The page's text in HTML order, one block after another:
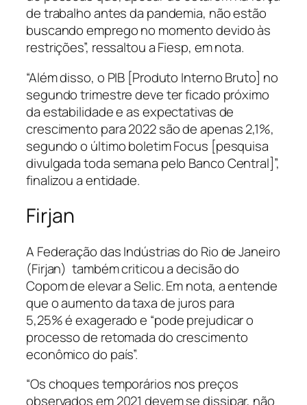
de trabalho antes da pandemia, não estão
buscando emprego no momento devido às
restrições”, ressaltou a Fiesp, em nota.
“Além disso, o PIB [Produto Interno Bruto] no
segundo trimestre deve ter ficado próximo
da estabilidade e as expectativas de
crescimento para 2022 são de apenas 2,1%,
segundo o último boletim Focus [pesquisa
divulgada toda semana pelo Banco Central]”,
finalizou a entidade.
Firjan
A Federação das Indústrias do Rio de Janeiro
(Firjan) também criticou a decisão do
Copom de elevar a Selic. Em nota, a entende
que o aumento da taxa de juros para
5,25% é exagerado e “pode prejudicar o
processo de retomada do crescimento
econômico do país”.
“Os choques temporários nos preços
observados em 2021 devem se dissipar, não